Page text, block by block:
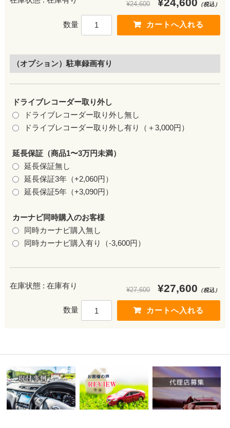
¥24,600 ¥24,600 （税込）
数量
（オプション）駐車録画有り
ドライブレコーダー取り外し
ドライブレコーダー取り外し無し
ドライブレコーダー取り外し有り（＋3,000円）
延長保証（商品1〜3万円未満）
延長保証無し
延長保証3年（+2,060円）
延長保証5年（+3,090円）
カーナビ同時購入のお客様
同時カーナビ購入無し
同時カーナビ購入有り（-3,600円）
在庫状態 : 在庫有り ¥27,600 ¥27,600 （税込）
数量